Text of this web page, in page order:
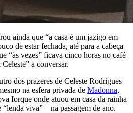
ainda que “a casa é um jazigo em
de estar fechada, até para a cabeça
“às vezes” ficava cinco horas no café
a conversar.
dos prazeres de Celeste Rodrigues
na esfera privada de Madonna,
Iorque onde atuou em casa da rainha
viva” – na passagem de ano.